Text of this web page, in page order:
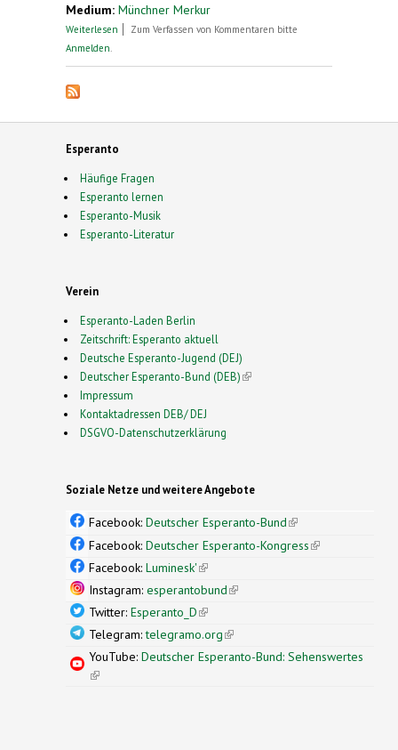
Medium: Münchner Merkur
Weiterlesen über Der Mensch des Tages - Im Esperanto-
Zum Verfassen von Kommentaren bitte
Anmelden
Esperanto
Häufige Fragen
Esperanto lernen
Esperanto-Musik
Esperanto-Literatur
Verein
Esperanto-Laden Berlin
Zeitschrift: Esperanto aktuell
Deutsche Esperanto-Jugend (DEJ)
Deutscher Esperanto-Bund (DEB)(link is external)
Impressum
Kontaktadressen DEB/ DEJ
DSGVO-Datenschutzerklärung
Soziale Netze und weitere Angebote
Facebook: Deutscher Esperanto-Bund(link is
external)
Facebook: Deutscher Esperanto-Kongress(link is
Facebook: Luminesk'(link is external)
Instagram: esperantobund(link is external)
Twitter: Esperanto_D(link is external)
Telegram:telegramo.org(link is external)
YouTube: Deutscher Esperanto-Bund: Sehenswertes
(link is external)